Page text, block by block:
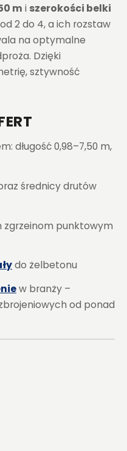
m i szerokości belki
2 do 4, a ich rozstaw
na optymalne
Dzięki
sztywność
długość 0,98–7,50 m,
średnicy drutów
zgrzeinom punktowym
do ​​żelbetonu
w branży –
od ponad